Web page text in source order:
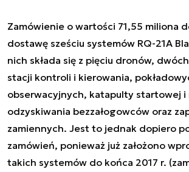
Zamówienie o wartości 71,55 miliona
dostawę sześciu systemów RQ-21A
nich składa się z pięciu dronów,
stacji kontroli i kierowania,
obserwacyjnych, katapulty startowej i
odzyskiwania bezzałogowców oraz
zamiennych. Jest to jednak dopiero
zamówień, ponieważ już założono
takich systemów do końca 2017 r.